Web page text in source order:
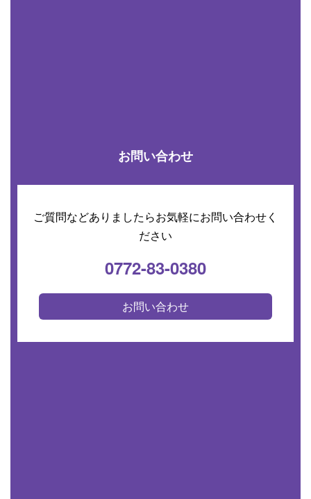
お問い合わせ
ご質問などありましたらお気軽にお問い合わせく
ださい
0772-83-0380
お問い合わせ